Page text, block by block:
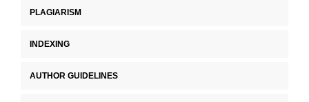
PLAGIARISM
INDEXING
AUTHOR GUIDELINES